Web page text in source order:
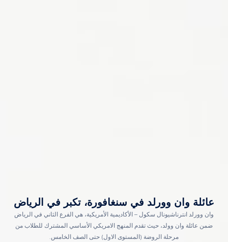
عائلة وان وورلد في سنغافورة، تكبر في الرياض
وان وورلد انترناشيونال سكول – الأكاديمية الأمريكية، هي الفرع الثاني في الرياض
ضمن عائلة وان وولد، حيث تقدم المنهج الامريكي الأساسي المشترك للطلاب من
مرحلة الروضة (المستوى الاول) حتى الصف الخامس.